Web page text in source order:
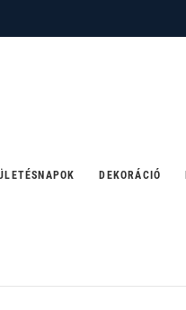
DEKORÁCIÓ